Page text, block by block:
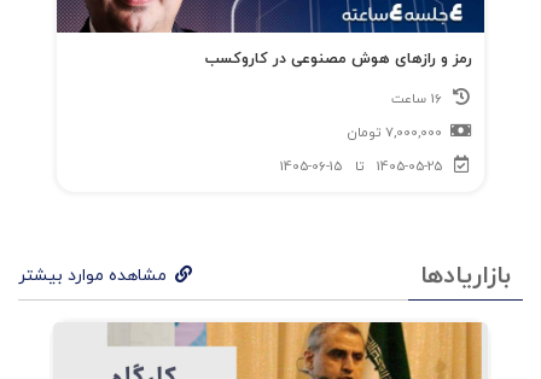
رمز و رازهای هوش مصنوعی در کاروکسب
7,000,000 تومان
1405-05-25
تا 1405-06-15
بازاریادها مشاهده موارد بیشتر